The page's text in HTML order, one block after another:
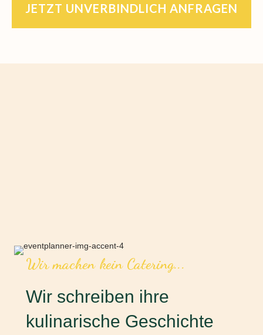
JETZT UNVERBINDLICH ANFRAGEN
Wir machen kein Catering...
Wir schreiben ihre
kulinarische Geschichte